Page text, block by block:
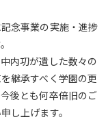
念事業の実施・進捗
内㓛が遺した数々の
継承すべく学園の更
後とも何卒倍旧のご
し上げます。